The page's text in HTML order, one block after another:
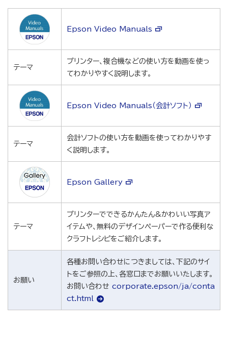
Epson Video Manuals
テーマ
プリンター、複合機などの使い方を動画を使っ
てわかりやすく説明します。
Epson Video Manuals（会計ソフト）
テーマ
会計ソフトの使い方を動画を使ってわかりやす
く説明します。
Epson Gallery
テーマ
プリンターでできるかんたん&かわいい写真ア
イテムや、無料のデザインペーパーで作る便利な
クラフトレシピをご紹介します。
お願い
各種お問い合わせにつきましては、下記のサイ
トをご参照の上、各窓口までお願いいたします。
お問い合わせ corporate.epson/ja/conta
ct.html